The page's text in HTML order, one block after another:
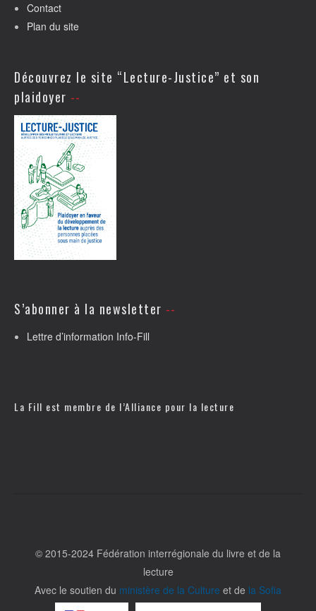
Contact
Plan du site
Découvrez le site “Lecture-Justice” et son
plaidoyer
S’abonner à la newsletter
Lettre d’information Info-Fill
La Fill est membre de l’Alliance pour la lecture
© 2015-2024 Fédération interrégionale du livre et de la
lecture
Avec le soutien du ministère de la Culture et de la Sofia